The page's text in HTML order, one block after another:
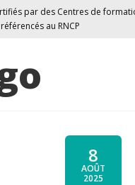
par des Centres de
au RNCP
8
AOÛT
2025